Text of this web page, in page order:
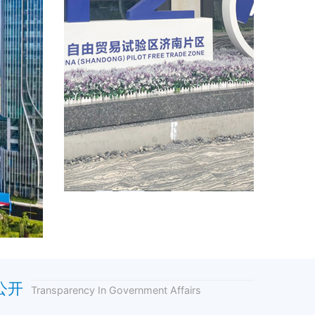
开 Transparency In Government Affairs